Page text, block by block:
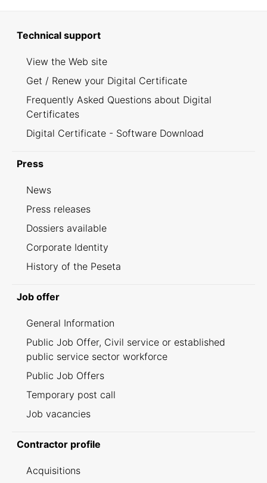
Technical support
View the Web site
Get / Renew your Digital Certificate
Frequently Asked Questions about Digital
Certificates
Digital Certificate - Software Download
Press
News
Press releases
Dossiers available
Corporate Identity
History of the Peseta
Job offer
General Information
Public Job Offer, Civil service or established
public service sector workforce
Public Job Offers
Temporary post call
Job vacancies
Contractor profile
Acquisitions